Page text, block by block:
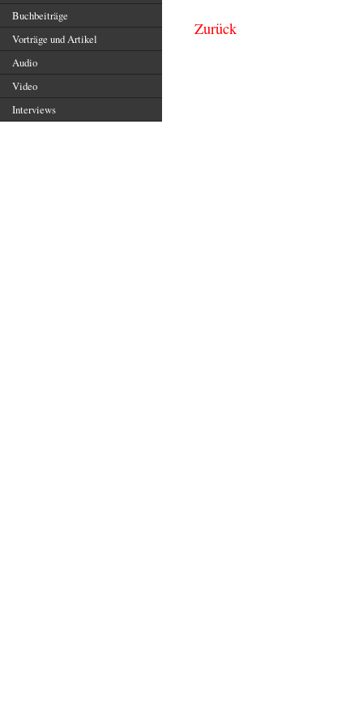
Zurück
Buchbeiträge
Vorträge und Artikel
Audio
Video
Interviews